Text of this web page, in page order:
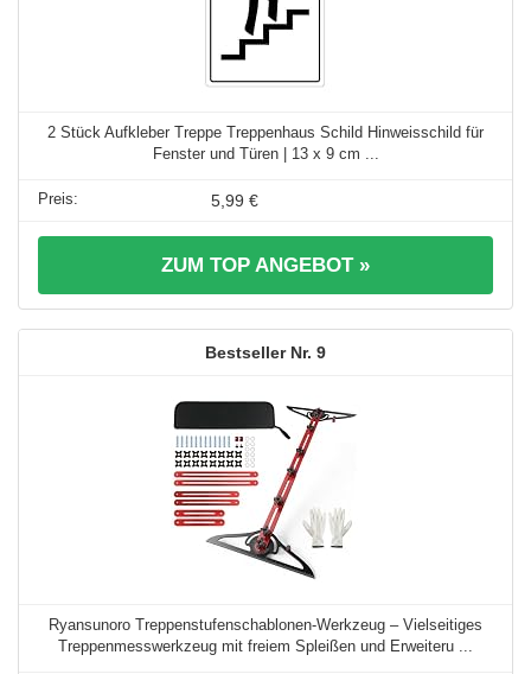
2 Stück Aufkleber Treppe Treppenhaus Schild Hinweisschild für
Fenster und Türen | 13 x 9 cm ...
5,99 €
ZUM TOP ANGEBOT »
9
Ryansunoro Treppenstufenschablonen-Werkzeug – Vielseitiges
Treppenmesswerkzeug mit freiem Spleißen und Erweiteru ...